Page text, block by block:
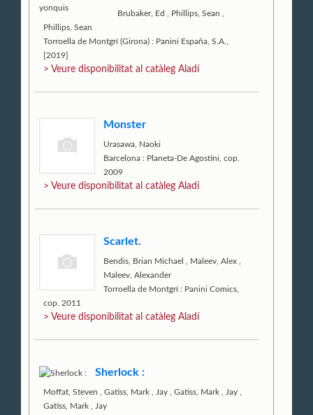
Brubaker, Ed Phillips, Sean
Phillips, Sean
Torroella de Montgrí (Girona) : Panini España, S.A.,
[2019]
> Veure disponibilitat al catàleg Aladí
Monster
Urasawa, Naoki
Barcelona : Planeta-De Agostini, cop.
2009
> Veure disponibilitat al catàleg Aladí
Scarlet.
Bendis, Brian Michael Maleev, Alex
Maleev, Alexander
Torroella de Montgrí : Panini Comics,
cop. 2011
> Veure disponibilitat al catàleg Aladí
Sherlock :
Moffat, Steven ,Gatiss, Mark Jay ,Gatiss, Mark Jay
Gatiss, Mark
Jay